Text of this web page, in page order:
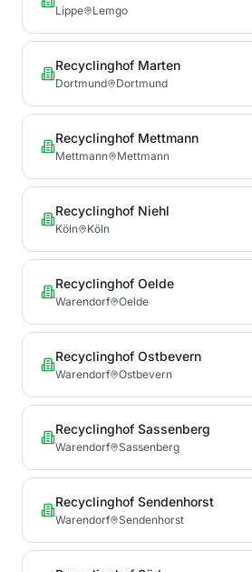
Lippe Lemgo
Recyclinghof Marten
Dortmund Dortmund
Recyclinghof Mettmann
Mettmann Mettmann
Recyclinghof Niehl
Köln Köln
Recyclinghof Oelde
Warendorf Oelde
Recyclinghof Ostbevern
Warendorf Ostbevern
Recyclinghof Sassenberg
Warendorf Sassenberg
Recyclinghof Sendenhorst
Warendorf Sendenhorst